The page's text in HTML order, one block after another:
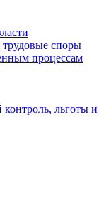
споры
процессам
льготы и